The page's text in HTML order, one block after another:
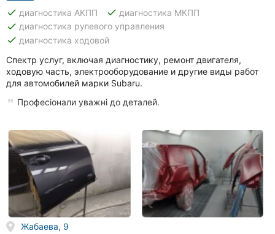
done диагностика АКПП done диагностика МКПП
done диагностика рулевого управления
done диагностика ходовой
Спектр услуг, включая диагностику, ремонт двигателя,
ходовую часть, электрооборудование и другие виды работ
для автомобилей марки Subaru.
Професіонали уважні до деталей.
Жабаева, 9